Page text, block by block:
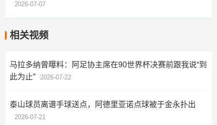
2026-07-07
相关视频
马拉多纳曾曝料：阿足协主席在90世界杯决赛前跟我说“到
此为止”
2026-07-22
泰山球员离谱手球送点，阿德里亚诺点球被于金永扑出
2026-07-21